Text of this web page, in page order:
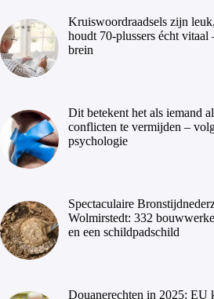
Kruiswoordraadsels zijn
houdt 70-plussers écht
brein
Dit betekent het als iemand
conflicten te vermijden –
psychologie
Spectaculaire
Wolmirstedt: 332
en een schildpadschild
Douanerechten in 2025: EU